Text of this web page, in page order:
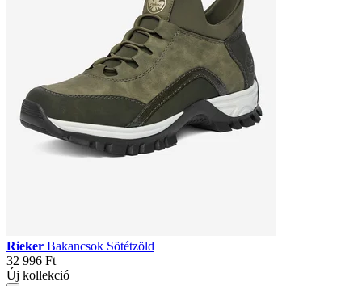
Rieker Bakancsok Sötétzöld
32 996 Ft
Új kollekció